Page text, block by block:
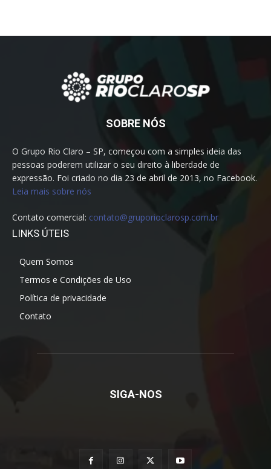
SOBRE NÓS
O Grupo Rio Claro – SP, começou com a simples ideia das
pessoas poderem utilizar o seu direito à liberdade de
expressão. Foi criado no dia 23 de abril de 2013, no Facebook.
Leia mais sobre nós
Contato comercial: contato@gruporioclarosp.com.br
LINKS ÚTEIS
Quem Somos
Termos e Condições de Uso
Política de privacidade
Contato
SIGA-NOS